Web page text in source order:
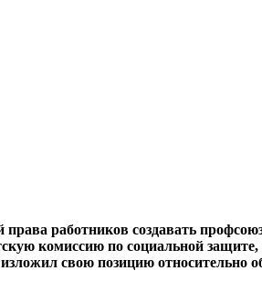
работников создавать
комиссию по социальной защите,
свою позицию относительно